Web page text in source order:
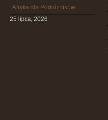
Afryka dla Podróżników
25 lipca, 2026